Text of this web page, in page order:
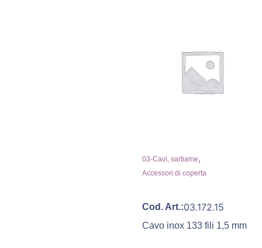
03-Cavi, sartiame,
Accessori di coperta
Cod. Art.:03.172.15
Cavo inox 133 fili 1,5 mm